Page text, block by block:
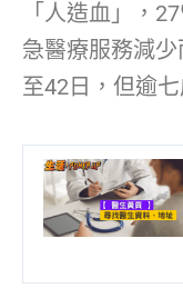
「人造血」，
急醫療服務減
至42日，但逾